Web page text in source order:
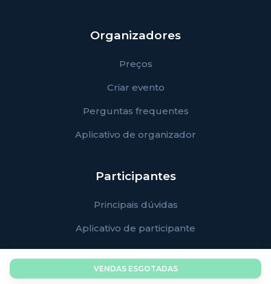
VENDAS ESGOTADAS
Organizadores
Preços
Criar evento
Perguntas frequentes
Aplicativo de organizador
Participantes
Principais dúvidas
Aplicativo de participante